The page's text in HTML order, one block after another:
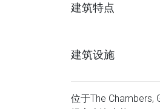
建筑特点
建筑设施
位于The Chambers,